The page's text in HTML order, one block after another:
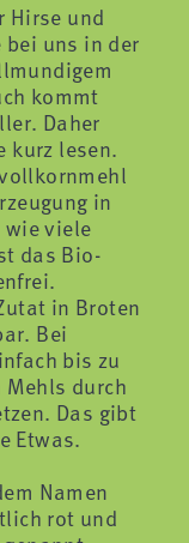
Hirse und
uns in der
kommt
Daher
kurz lesen.
in
wie viele
das Bio-
in Broten
Bei
bis zu
durch
Das gibt
Etwas.
Namen
rot und